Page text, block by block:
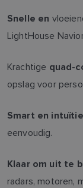
Snelle en
LightHouse
Krachtige quad-
opslag voor
Smart en
eenvoudig.
Klaar om uit te
radars, motoren,